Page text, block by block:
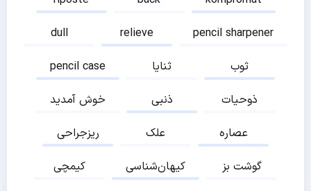
dull
relieve
pencil sharpener
pencil case
ثنایا
ثوب
خوش آمدید
ذنبی
ذوحیات
ریزجراحی
علک
عصاره
کیمچی
کیهان‌شناسی
گوشت بز